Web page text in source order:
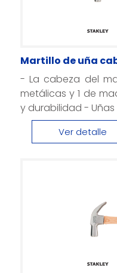
Martillo de uña
- La cabeza del
metálicas y 1 de
y durabilidad - Uñas
Ver detalle